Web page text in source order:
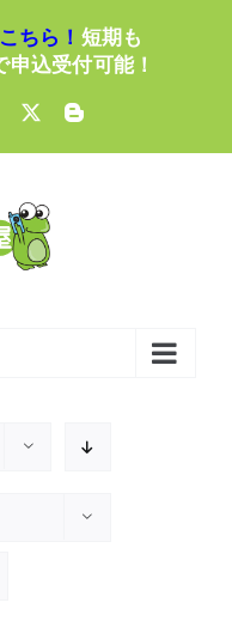
ちら！ 短期も
込受付可能！
Facebook
X Blogger